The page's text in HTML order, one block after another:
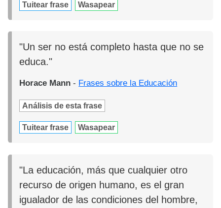
Tuitear frase Wasapear
"Un ser no está completo hasta que no se
educa."
Horace Mann - Frases sobre la Educación
Análisis de esta frase
Tuitear frase Wasapear
"La educación, más que cualquier otro
recurso de origen humano, es el gran
igualador de las condiciones del hombre,